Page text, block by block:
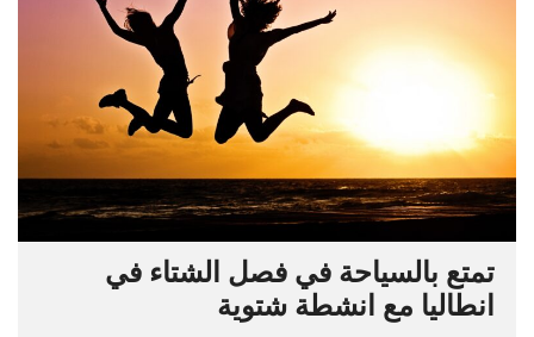
تمتع بالسياحة في فصل الشتاء في
انطاليا مع انشطة شتوية